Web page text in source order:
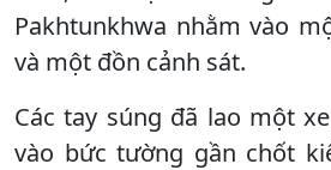
Pakhtunkhwa nhằm vào
và một đồn cảnh sát.
Các tay súng đã lao một
vào bức tường gần chốt